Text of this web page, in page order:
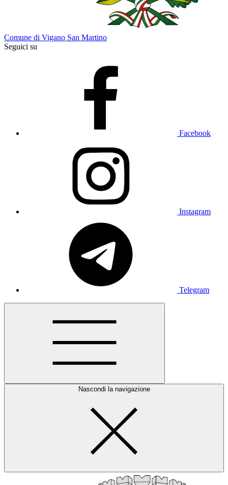
Comune di Vigano San Martino
Seguici su
Facebook
Instagram
Telegram
Nascondi la navigazione